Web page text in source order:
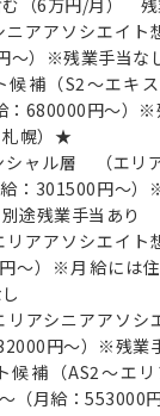
アアソシエイト
～）※残業手当な
補（S2～エキ
：680000円～）※
幌）★
ャル層 （エリ
：301500円～
途残業手当あり
アアソシエイト
円～）※月給には
アシニアアソシ
円～）※残業
補（AS2～エ
（月給：553000